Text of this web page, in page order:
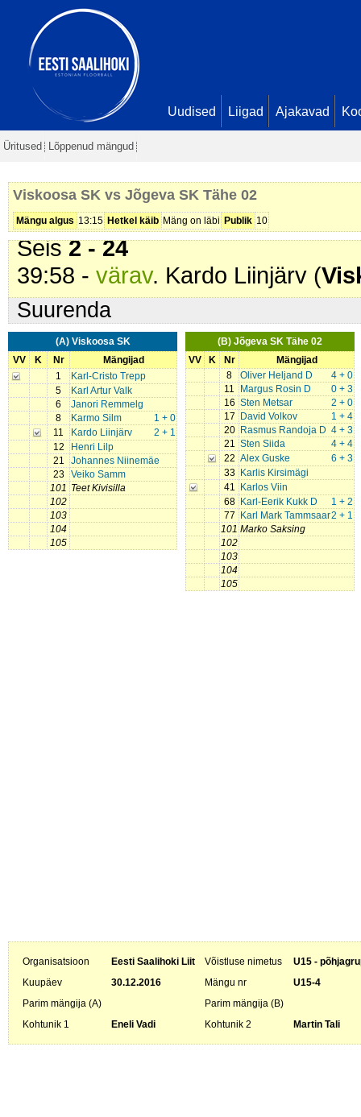
Uudised Liigad Ajakavad
Üritused Lõppenud mängud
Viskoosa SK vs Jõgeva SK Tähe 02
Mängu algus 13:15 Hetkel käib Mäng on läbi Publik 10
33:03 -
värav
Seis1 - 20
34:06 -värav
Kukk D. Seis
1 - 21
35:06 -värav. Rasmus Randoja
36:08 -värav. Sten Siida (
39:47 -värav. Alex Guske (
Seis2 - 24
39:58 - värav. Kardo Liinjärv (
Suurenda
(A) Viskoosa SK
VV
K Nr
Mängijad
1
Karl-Cristo Trepp
5
Karl Artur Valk
6
Janori Remmelg
8
1 + 0
Karmo Silm
11
2 + 1
Kardo Liinjärv
12
Henri Lilp
21
Johannes Niinemäe
23
Veiko Samm
101 Teet Kivisilla
102
103
104
105
(B) Jõgeva SK Tähe 02
VV
K Nr
Mängijad
8
4 + 0
Oliver Heljand D
11
0 + 3
Margus Rosin D
16
2 + 0
Sten Metsar
17
1 + 4
David Volkov
20
4 + 3
Rasmus Randoja D
21
4 + 4
Sten Siida
22
6 + 3
Alex Guske
33
Karlis Kirsimägi
41
Karlos Viin
68
1 + 2
Karl-Eerik Kukk D
77
2 + 1
Karl Mark Tammsaar
101 Marko Saksing
102
103
104
105
Organisatsioon Eesti Saalihoki Liit Võistluse nimetus
U15 -
Kuupäev
30.12.2016 Mängu nr
U15-4
Parim mängija (A)
Parim mängija (B)
Kohtunik 1
Eneli Vadi Kohtunik 2 Martin Tali